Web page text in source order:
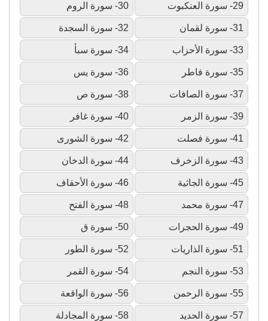
29- سورة العنكبوت 30- سورة الروم
31- سورة لقمان 32- سورة السجدة
33- سورة الأحزاب 34- سورة سبأ
35- سورة فاطر 36- سورة يس
37- سورة الصافات 38- سورة ص
39- سورة الزمر 40- سورة غافر
41- سورة فصلت 42- سورة الشورى
43- سورة الزخرف 44- سورة الدخان
45- سورة الجاثية 46- سورة الأحقاف
47- سورة محمد 48- سورة الفتح
49- سورة الحجرات 50- سورة ق
51- سورة الذاريات 52- سورة الطور
53- سورة النجم 54- سورة القمر
55- سورة الرحمن 56- سورة الواقعة
57- سورة الحديد 58- سورة المجادلة